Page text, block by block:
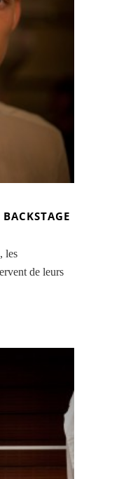
les
de leurs